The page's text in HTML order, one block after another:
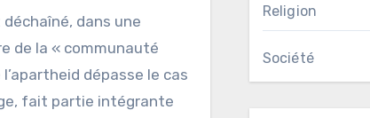
dans une
de la « communauté
dépasse le cas
fait partie intégrante
Religion
Société